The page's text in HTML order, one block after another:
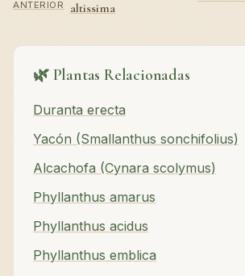
ANTERIOR
altissima
🌿 Plantas Relacionadas
Duranta erecta
Yacón (Smallanthus sonchifolius)
Alcachofa (Cynara scolymus)
Phyllanthus amarus
Phyllanthus acidus
Phyllanthus emblica